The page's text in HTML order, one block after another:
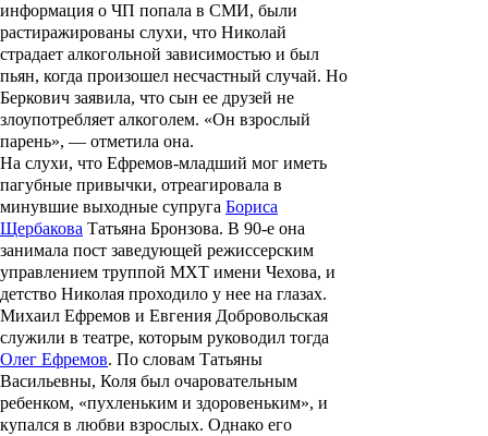
информация о ЧП попала в СМИ, были
растиражированы слухи, что Николай
страдает алкогольной зависимостью и был
пьян, когда произошел несчастный случай. Но
Беркович заявила, что сын ее друзей не
злоупотребляет алкоголем. «Он взрослый
парень», — отметила она.
На слухи, что Ефремов-младший мог иметь
пагубные привычки, отреагировала в
минувшие выходные супруга Бориса
Щербакова Татьяна Бронзова. В 90-е она
занимала пост заведующей режиссерским
управлением труппой МХТ имени Чехова, и
детство Николая проходило у нее на глазах.
Михаил Ефремов и Евгения Добровольская
служили в театре, которым руководил тогда
Олег Ефремов. По словам Татьяны
Васильевны, Коля был очаровательным
ребенком, «пухленьким и здоровеньким», и
купался в любви взрослых. Однако его